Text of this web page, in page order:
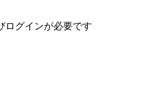
ログインが必要です